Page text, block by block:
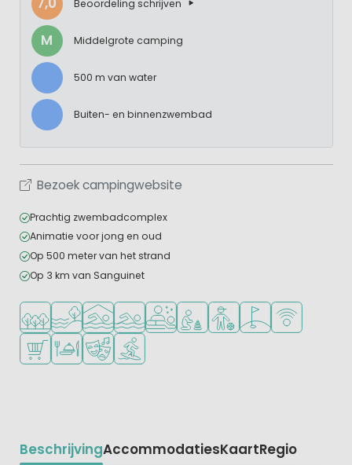
Beoordeling schrijven
M Middelgrote camping
500 m van water
Buiten- en binnenzwembad
Bezoek campingwebsite
Prachtig zwembadcomplex
Animatie voor jong en oud
Op 500 meter van het strand
Op 3 km van Sanguinet
Ligt in een bosrijke omgeving
Ligt bij het water
Overdekt zwembad
Openlucht zwembad
Wellnessfaciliteiten
Aanbevolen voor jonge kinderen
Aanbevolen voor tieners
Golfbaan in de buurt
WiFi
Campingwinkel/Supermarkt
Restaurant of pizzeria
Animatieprogramma
Watersportfaciliteiten
BeschrijvingAccommodatiesKaartRegio